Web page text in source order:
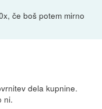
če boš potem mirno
dela kupnine.
ni.